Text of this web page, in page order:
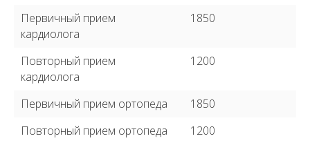
Первичный прием
кардиолога
1850
Повторный прием
кардиолога
1200
Первичный прием ортопеда
1850
Повторный прием ортопеда
1200